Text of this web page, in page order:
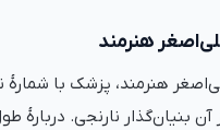
هنرمند
بنیان‌گذار نارنجی. دربارهٔ